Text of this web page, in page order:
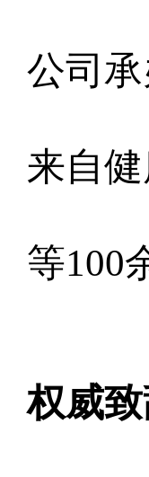
公司
来自
等100
权威